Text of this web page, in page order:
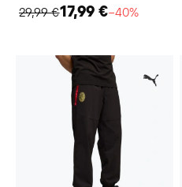
29,99 €17,99 €−40%